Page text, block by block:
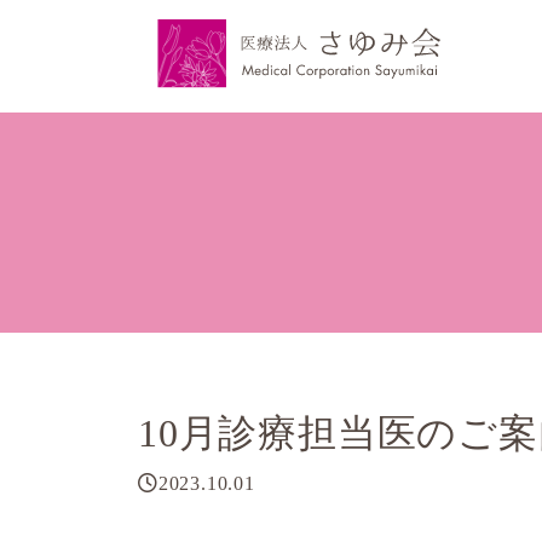
10月診療担当医のご
2023.10.01